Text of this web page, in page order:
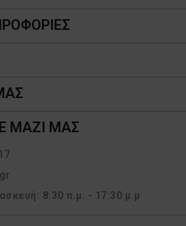
ΜΑΖΊ ΜΑΣ
8:30 π.μ. - 17:30 μ.μ